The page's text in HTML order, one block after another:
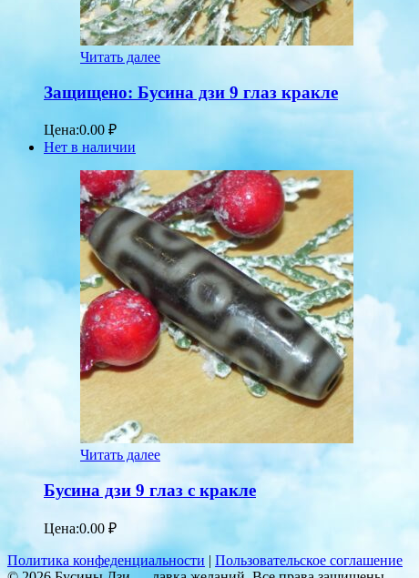
Читать далее
Защищено: Бусина дзи 9 глаз кракле
Цена:0.00 ₽
Нет в наличии
Читать далее
Бусина дзи 9 глаз с кракле
Цена:0.00 ₽
Политика конфеденциальности | Пользовательское соглашение